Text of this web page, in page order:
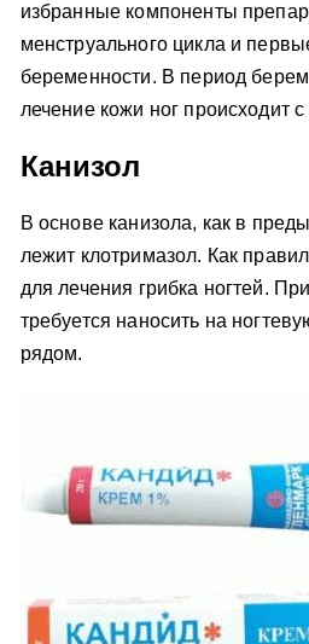
избранные компоненты
менструального цикла и
беременности. В период
лечение кожи ног происходит
Канизол
В основе канизола, как в
лежит клотримазол. Как
для лечения грибка ногтей.
требуется наносить на
рядом.